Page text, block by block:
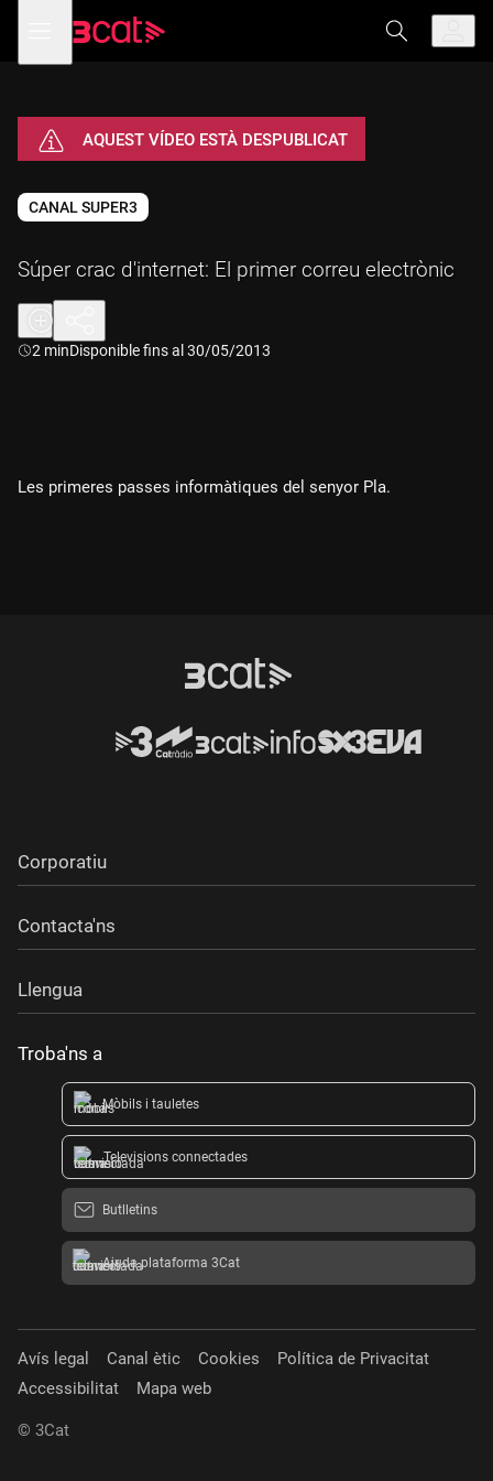
navegació
menú
de
AQUEST VÍDEO ESTÀ DESPUBLICAT
CANAL SUPER3
Súper crac d'internet: El primer correu electrònic
Durada:
2 minDisponible fins al 30/05/2013
Les primeres passes informàtiques del senyor Pla.
Corporatiu
Contacta'ns
Llengua
Troba'ns a
Mòbils i tauletes
Televisions connectades
Butlletins
Ajuda plataforma 3Cat
Avís legal Canal ètic Cookies
Política de Privacitat
Accessibilitat
Mapa web
© 3Cat